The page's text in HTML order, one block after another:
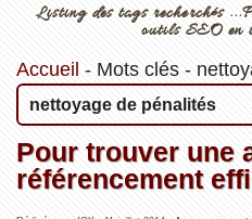
Listing des tags recherchés
outils SEO en
Accueil - Mots clés-
nettoyage de pénalités
Pour trouver une
référencement